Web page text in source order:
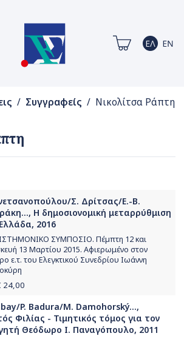
/ Συγγραφείς / Νικολίτσα Ράπτη
Σ. Δρίτσας/Ε.-Β.
Η δημοσιονομική μεταρρύθμιση
2016
ΣΥΜΠΟΣΙΟ. Πέµπτη 12 και
13 Μαρτίου 2015. Αφιερωμένο στον
ε.τ. του Ελεγκτικού Συνεδρίου Ιωάννη
24,00
P. Badura/M. Damohorský...,
Φιλίας - Τιμητικός τόμος για τον
Θεόδωρο Ι. Παναγόπουλο, 2011